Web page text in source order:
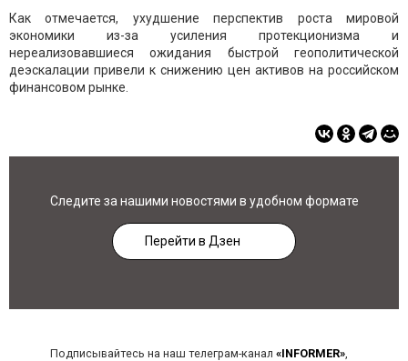
Как отмечается, ухудшение перспектив роста мировой
экономики из-за усиления протекционизма и
нереализовавшиеся ожидания быстрой геополитической
деэскалации привели к снижению цен активов на российском
финансовом рынке.
Следите за нашими новостями в удобном формате
Перейти в Дзен
Подписывайтесь на наш телеграм-канал «INFORMER»,